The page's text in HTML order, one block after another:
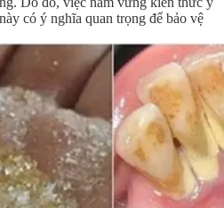
có ý nghĩa quan trọng để bảo vệ